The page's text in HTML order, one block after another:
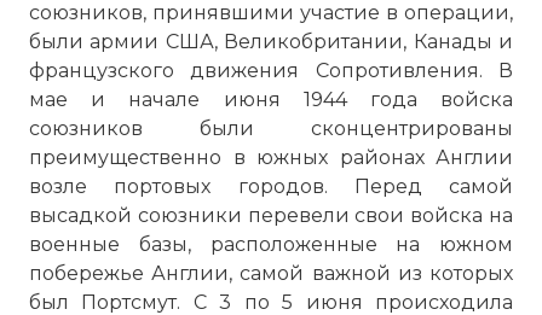
союзников, принявшими участие в операции,
были армии США, Великобритании, Канады и
французского движения Сопротивления. В
мае и начале июня 1944 года войска
союзников были сконцентрированы
преимущественно в южных районах Англии
возле портовых городов. Перед самой
высадкой союзники перевели свои войска на
военные базы, расположенные на южном
побережье Англии, самой важной из которых
был Портсмут. С 3 по 5 июня происходила